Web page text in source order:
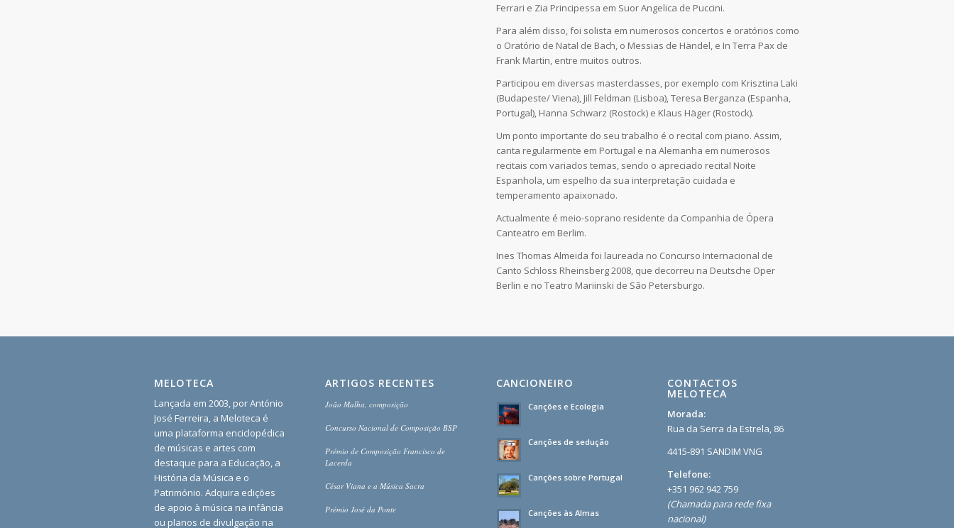
Ferrari e Zia Principessa em Suor Angelica de Puccini.
Para além disso, foi solista em numerosos concertos e oratórios como
o Oratório de Natal de Bach, o Messias de Händel, e In Terra Pax de
Frank Martin, entre muitos outros.
Participou em diversas masterclasses, por exemplo com Krisztina Laki
(Budapeste/ Viena), Jill Feldman (Lisboa), Teresa Berganza (Espanha,
Portugal), Hanna Schwarz (Rostock) e Klaus Häger (Rostock).
Um ponto importante do seu trabalho é o recital com piano. Assim,
canta regularmente em Portugal e na Alemanha em numerosos
recitais com variados temas, sendo o apreciado recital Noite
Espanhola, um espelho da sua interpretação cuidada e
temperamento apaixonado.
Actualmente é meio-soprano residente da Companhia de Ópera
Canteatro em Berlim.
Ines Thomas Almeida foi laureada no Concurso Internacional de
Canto Schloss Rheinsberg 2008, que decorreu na Deutsche Oper
Berlin e no Teatro Mariinski de São Petersburgo.
MELOTECA
Lançada em 2003, por António
José Ferreira, a Meloteca é
uma plataforma enciclopédica
de músicas e artes com
destaque para a Educação, a
História da Música e o
Património. Adquira edições
de apoio à música na infância
ou planos de divulgação na
ARTIGOS RECENTES
João Malha, composição
Concurso Nacional de Composição BSP
Prémio de Composição Francisco de
Lacerda
César Viana e a Música Sacra
Prémio José da Ponte
CANCIONEIRO
Canções e Ecologia
Canções de sedução
Canções sobre Portugal
Canções às Almas
CONTACTOS
MELOTECA
Morada:
Rua da Serra da Estrela, 86
4415-891 SANDIM VNG
Telefone:
+351 962 942 759
(Chamada para rede fixa
nacional)